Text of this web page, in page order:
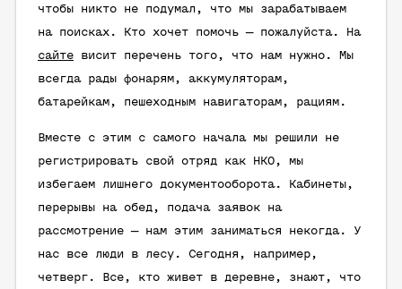
чтобы никто не подумал, что мы зарабатываем
на поисках. Кто хочет помочь — пожалуйста. На
сайте висит перечень того, что нам нужно. Мы
всегда рады фонарям, аккумуляторам,
батарейкам, пешеходным навигаторам, рациям.
Вместе с этим с самого начала мы решили не
регистрировать свой отряд как НКО, мы
избегаем лишнего документооборота. Кабинеты,
перерывы на обед, подача заявок на
рассмотрение — нам этим заниматься некогда. У
нас все люди в лесу. Сегодня, например,
четверг. Все, кто живет в деревне, знают, что